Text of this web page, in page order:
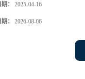
： 2025-04-16
： 2026-08-06